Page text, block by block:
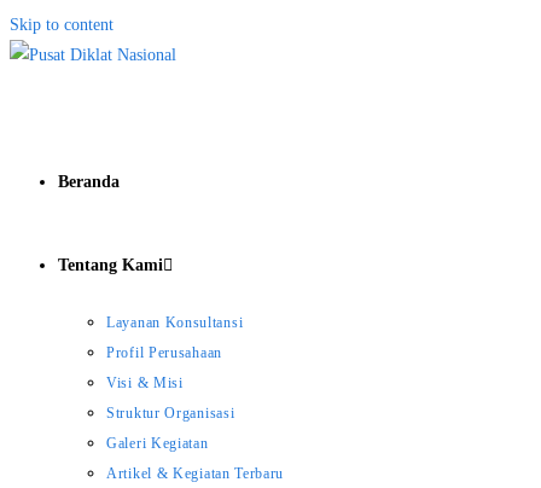
Skip to content
Beranda
Tentang Kami
Layanan Konsultansi
Profil Perusahaan
Visi & Misi
Struktur Organisasi
Galeri Kegiatan
Artikel & Kegiatan Terbaru